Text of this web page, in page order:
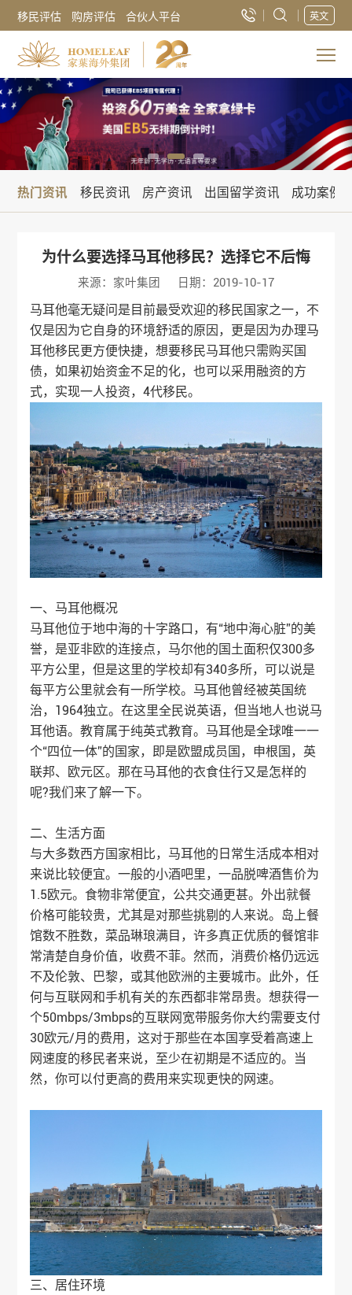
移民评估 购房评估 合伙人平台 英文
热门资讯 移民资讯 房产资讯 出国留学资讯 成功案例
为什么要选择马耳他移民？选择它不后悔
来源：家叶集团 日期：2019-10-17
马耳他毫无疑问是目前最受欢迎的移民国家之一，不
仅是因为它自身的环境舒适的原因，更是因为办理马
耳他移民更方便快捷，想要移民马耳他只需购买国
债，如果初始资金不足的化，也可以采用融资的方
式，实现一人投资，4代移民。
一、马耳他概况
马耳他位于地中海的十字路口，有“地中海心脏”的美
誉，是亚非欧的连接点，马尔他的国土面积仅300多
平方公里，但是这里的学校却有340多所，可以说是
每平方公里就会有一所学校。马耳他曾经被英国统
治，1964独立。在这里全民说英语，但当地人也说马
耳他语。教育属于纯英式教育。马耳他是全球唯一一
个“四位一体”的国家，即是欧盟成员国，申根国，英
联邦、欧元区。那在马耳他的衣食住行又是怎样的
呢?我们来了解一下。
二、生活方面
与大多数西方国家相比，马耳他的日常生活成本相对
来说比较便宜。一般的小酒吧里，一品脱啤酒售价为
1.5欧元。食物非常便宜，公共交通更甚。外出就餐
价格可能较贵，尤其是对那些挑剔的人来说。岛上餐
馆数不胜数，菜品琳琅满目，许多真正优质的餐馆非
常清楚自身价值，收费不菲。然而，消费价格仍远远
不及伦敦、巴黎，或其他欧洲的主要城市。此外，任
何与互联网和手机有关的东西都非常昂贵。想获得一
个50mbps/3mbps的互联网宽带服务你大约需要支付
30欧元/月的费用，这对于那些在本国享受着高速上
网速度的移民者来说，至少在初期是不适应的。当
然，你可以付更高的费用来实现更快的网速。
三、居住环境